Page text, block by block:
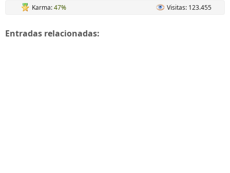
Karma:47% Visitas: 123.455
Entradas relacionadas: